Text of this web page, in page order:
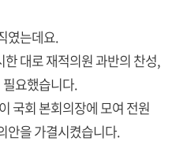
였는데요.
대로 재적의원 과반의 찬성,
요했습니다.
국회 본회의장에 모여 전원
안을 가결시켰습니다.